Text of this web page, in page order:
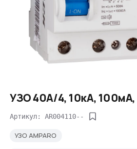
УЗО 40А/4, 10кА,
Артикул: AR004110--
УЗО AMPARO